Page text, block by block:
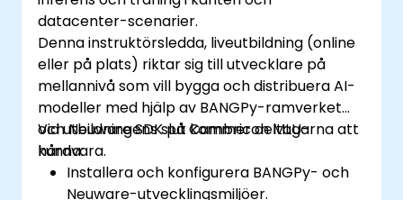
datacenter-scenarier.
Denna instruktörsledda, liveutbildning (online
eller på plats) riktar sig till utvecklare på
mellannivå som vill bygga och distribuera AI-
modeller med hjälp av BANGPy-ramverket
och Neuware SDK på Cambricon MLU-
hårdvara.
Vid utbildningens slut kommer deltagarna att
kunna:
Installera och konfigurera BANGPy- och
Neuware-utvecklingsmiljöer.